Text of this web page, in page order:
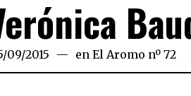
09/2015 en El Aromo nº 72